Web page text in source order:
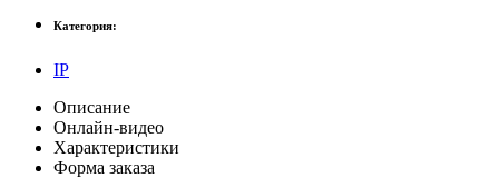
Категория:
IP
Описание
Онлайн-видео
Характеристики
Форма заказа